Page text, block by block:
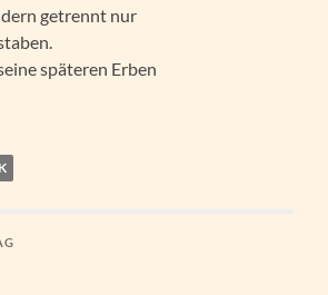
getrennt nur
späteren Erben